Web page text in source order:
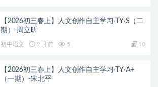
【2026初三春上】人文创作自主学习·TY·S（二
期）-周立昕
初中语文 2 月前 5 10
【2026初三春上】人文创作自主学习·TY·A+
（一期）-宋北平